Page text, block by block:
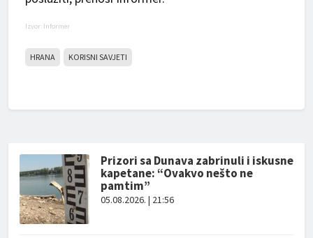
Izvor: Informer
HRANA KORISNI SAVJETI
Prizori sa Dunava zabrinuli i iskusne
kapetane: “Ovakvo nešto ne
pamtim”
05.08.2026. | 21:56